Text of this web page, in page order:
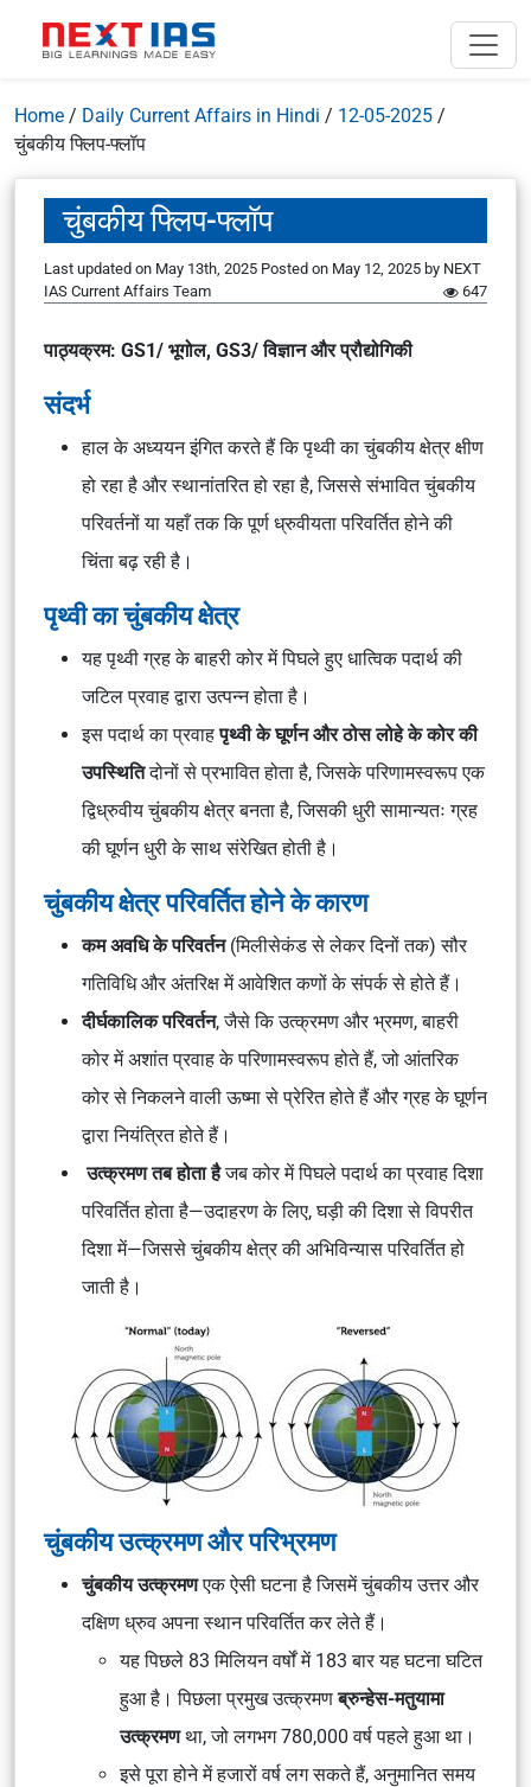
Home / Daily Current Affairs in Hindi / 12-05-2025 /
चुंबकीय फ्लिप-फ्लॉप
चुंबकीय फ्लिप-फ्लॉप
Last updated on May 13th, 2025 Posted on May 12, 2025 by NEXT
IAS Current Affairs Team
647
पाठ्यक्रम: GS1/ भूगोल, GS3/ विज्ञान और प्रौद्योगिकी
संदर्भ
हाल के अध्ययन इंगित करते हैं कि पृथ्वी का चुंबकीय क्षेत्र क्षीण
हो रहा है और स्थानांतरित हो रहा है, जिससे संभावित चुंबकीय
परिवर्तनों या यहाँ तक कि पूर्ण ध्रुवीयता परिवर्तित होने की
चिंता बढ़ रही है।
पृथ्वी का चुंबकीय क्षेत्र
यह पृथ्वी ग्रह के बाहरी कोर में पिघले हुए धात्विक पदार्थ की
जटिल प्रवाह द्वारा उत्पन्न होता है।
इस पदार्थ का प्रवाहपृथ्वी के घूर्णन और ठोस लोहे के कोर की
उपस्थितिदोनों से प्रभावित होता है, जिसके परिणामस्वरूप एक
द्विध्रुवीय चुंबकीय क्षेत्र बनता है, जिसकी धुरी सामान्यतः ग्रह
की घूर्णन धुरी के साथ संरेखित होती है।
चुंबकीय क्षेत्र परिवर्तित होने के कारण
कम अवधि के परिवर्तन(मिलीसेकंड से लेकर दिनों तक) सौर
गतिविधि और अंतरिक्ष में आवेशित कणों के संपर्क से होते हैं।
दीर्घकालिक परिवर्तन, जैसे कि उत्क्रमण और भ्रमण, बाहरी
कोर में अशांत प्रवाह के परिणामस्वरूप होते हैं, जो आंतरिक
कोर से निकलने वाली ऊष्मा से प्रेरित होते हैं और ग्रह के घूर्णन
द्वारा नियंत्रित होते हैं।
उत्क्रमण तब होता हैजब कोर में पिघले पदार्थ का प्रवाह दिशा
परिवर्तित होता है—उदाहरण के लिए, घड़ी की दिशा से विपरीत
दिशा में—जिससे चुंबकीय क्षेत्र की अभिविन्यास परिवर्तित हो
जाती है।
चुंबकीय उत्क्रमण और परिभ्रमण
चुंबकीय उत्क्रमणएक ऐसी घटना है जिसमें चुंबकीय उत्तर और
दक्षिण ध्रुव अपना स्थान परिवर्तित कर लेते हैं।
यह पिछले 83 मिलियन वर्षों में 183 बार यह घटना घटित
हुआ है। पिछला प्रमुख उत्क्रमणब्रुन्हेस-मतुयामा
उत्क्रमणथा, जो लगभग 780,000 वर्ष पहले हुआ था।
इसे पूरा होने में हजारों वर्ष लग सकते हैं, अनुमानित समय